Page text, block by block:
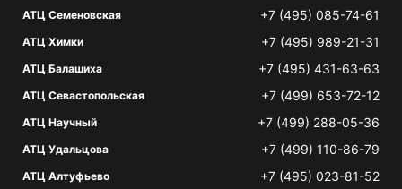
АТЦ Семеновская +7 (495) 085-74-61
АТЦ Химки +7 (495) 989-21-31
АТЦ Балашиха +7 (495) 431-63-63
АТЦ Севастопольская +7 (499) 653-72-12
АТЦ Научный +7 (499) 288-05-36
АТЦ Удальцова +7 (499) 110-86-79
АТЦ Алтуфьево +7 (495) 023-81-52